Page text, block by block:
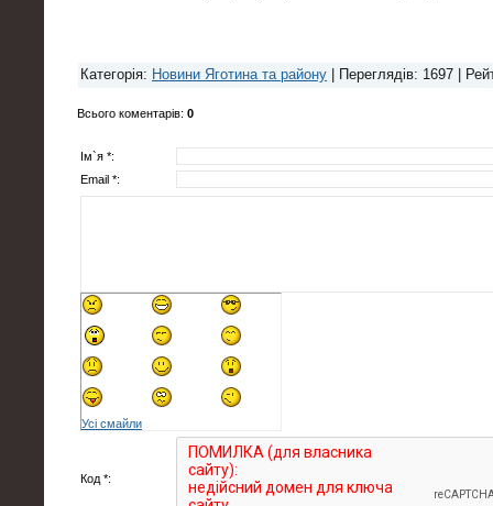
Категорія: Новини Яготина та району Переглядів: 1697 |
Всього коментарів: 0
Ім`я *:
Email *:
Усі смайли
Код *: